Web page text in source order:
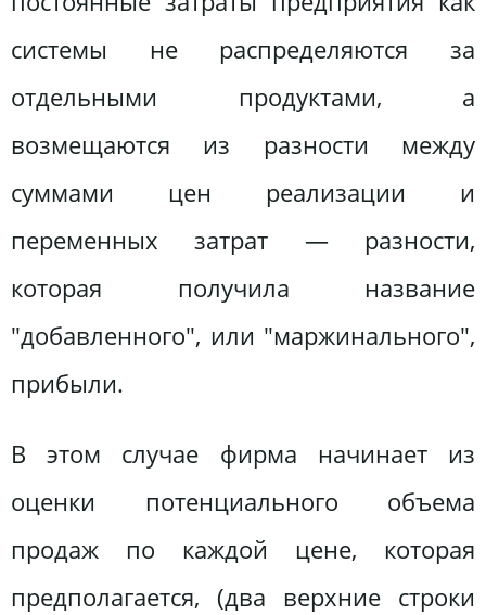
системы не распределяются за
отдельными продуктами, а
возмещаются из разности между
суммами цен реализации и
переменных затрат — разности,
которая получила название
"добавленного", или "маржинального",
прибыли.
В этом случае фирма начинает из
оценки потенциального объема
продаж по каждой цене, которая
предполагается, (два верхние строки